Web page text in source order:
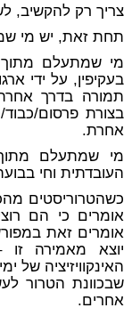
צריך רק להקשיב,
תחת זאת, יש מי
מי שמתעלם מתוך
בעקיפין, על ידי
תמורה בדרך
בצורת פרסום/
אחרת.
מי שמתעלם
העובדתית וחי
כשהטרוריסטים
אומרים כי הם
אומרים זאת
יוצא מאמירה
האינקוויזיציה של
שבכוונת הטרור
אחרים.